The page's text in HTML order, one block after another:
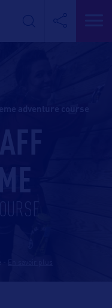
adventure course